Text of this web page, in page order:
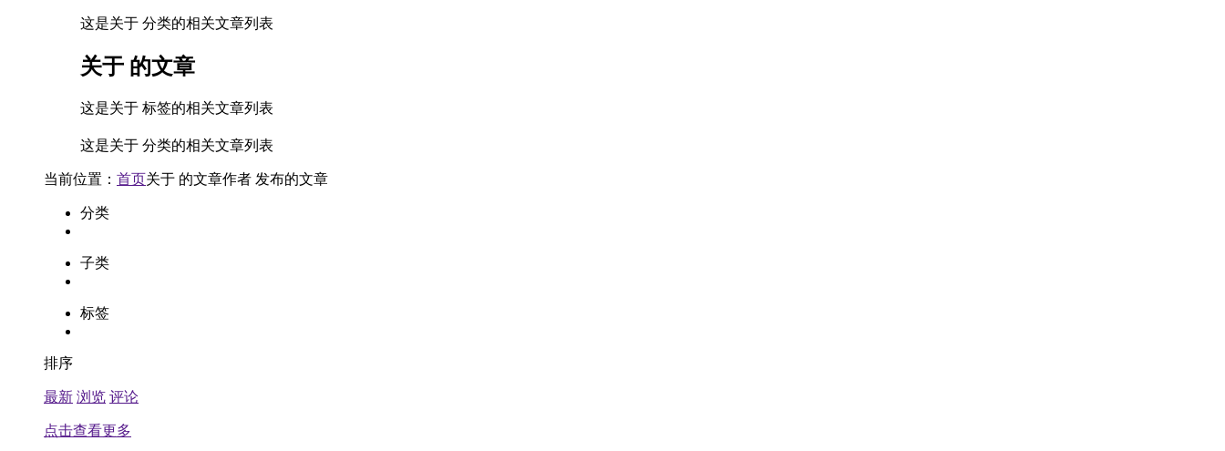
这是关于 分类的相关文章列表
关于 的文章
这是关于 标签的相关文章列表
这是关于 分类的相关文章列表
当前位置： 首页关于 的文章作者 发布的文章
分类
子类
标签
排序
最新 浏览 评论
点击查看更多